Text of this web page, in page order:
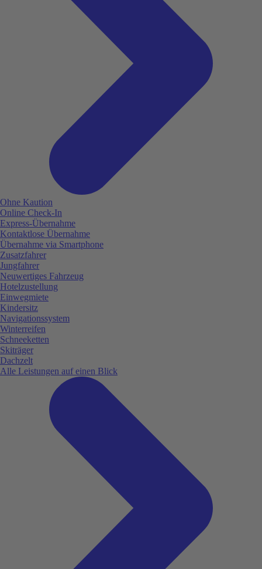
Ohne Kaution
Online Check-In
Express-Übernahme
Kontaktlose Übernahme
Übernahme via Smartphone
Zusatzfahrer
Jungfahrer
Neuwertiges Fahrzeug
Hotelzustellung
Einwegmiete
Kindersitz
Navigationssystem
Winterreifen
Schneeketten
Skiträger
Dachzelt
Alle Leistungen auf einen Blick